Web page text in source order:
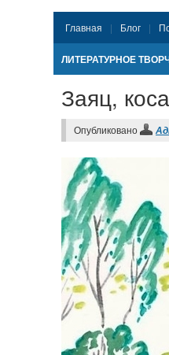
Главная Блог
ЛИТЕРАТУРНОЕ
Заяц,
Опубликовано